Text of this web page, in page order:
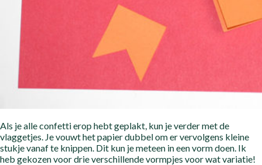
Als je alle confetti erop hebt geplakt, kun je verder met de
vlaggetjes. Je vouwt het papier dubbel om er vervolgens kleine
stukje vanaf te knippen. Dit kun je meteen in een vorm doen. Ik
heb gekozen voor drie verschillende vormpjes voor wat variatie!